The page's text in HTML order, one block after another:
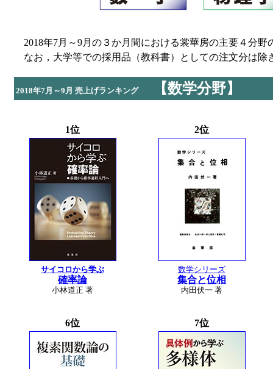
2018年7月～9月の３か月間における裳華房の主要４分野
なお，大学等での採用品（教科書）としての注文分は除
2018年7月～9月 売上げランキング 【数学分野】
1位
サイコロから学ぶ
確率論
小林道正 著
2位
数学シリーズ
集合と位相
内田伏一 著
6位 7位